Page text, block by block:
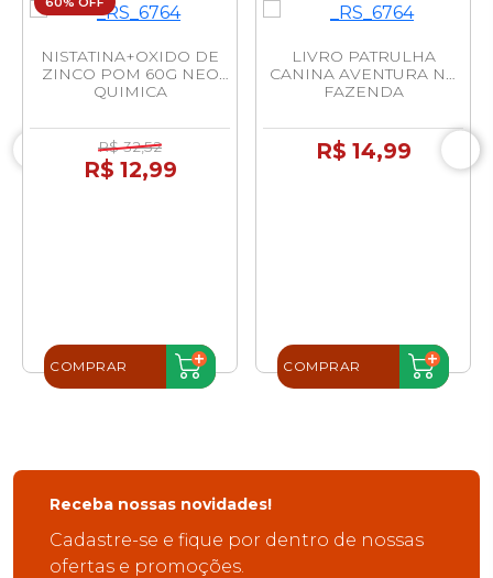
NISTATINA+OXIDO DE
ZINCO POM 60G NEO
QUIMICA
R$ 32,52
R$ 12,99
COMPRAR
LIVRO PATRULHA
CANINA AVENTURA NA
FAZENDA
R$ 14,99
COMPRAR
Receba nossas novidades!
Cadastre-se e fique por dentro de nossas
ofertas e promoções.